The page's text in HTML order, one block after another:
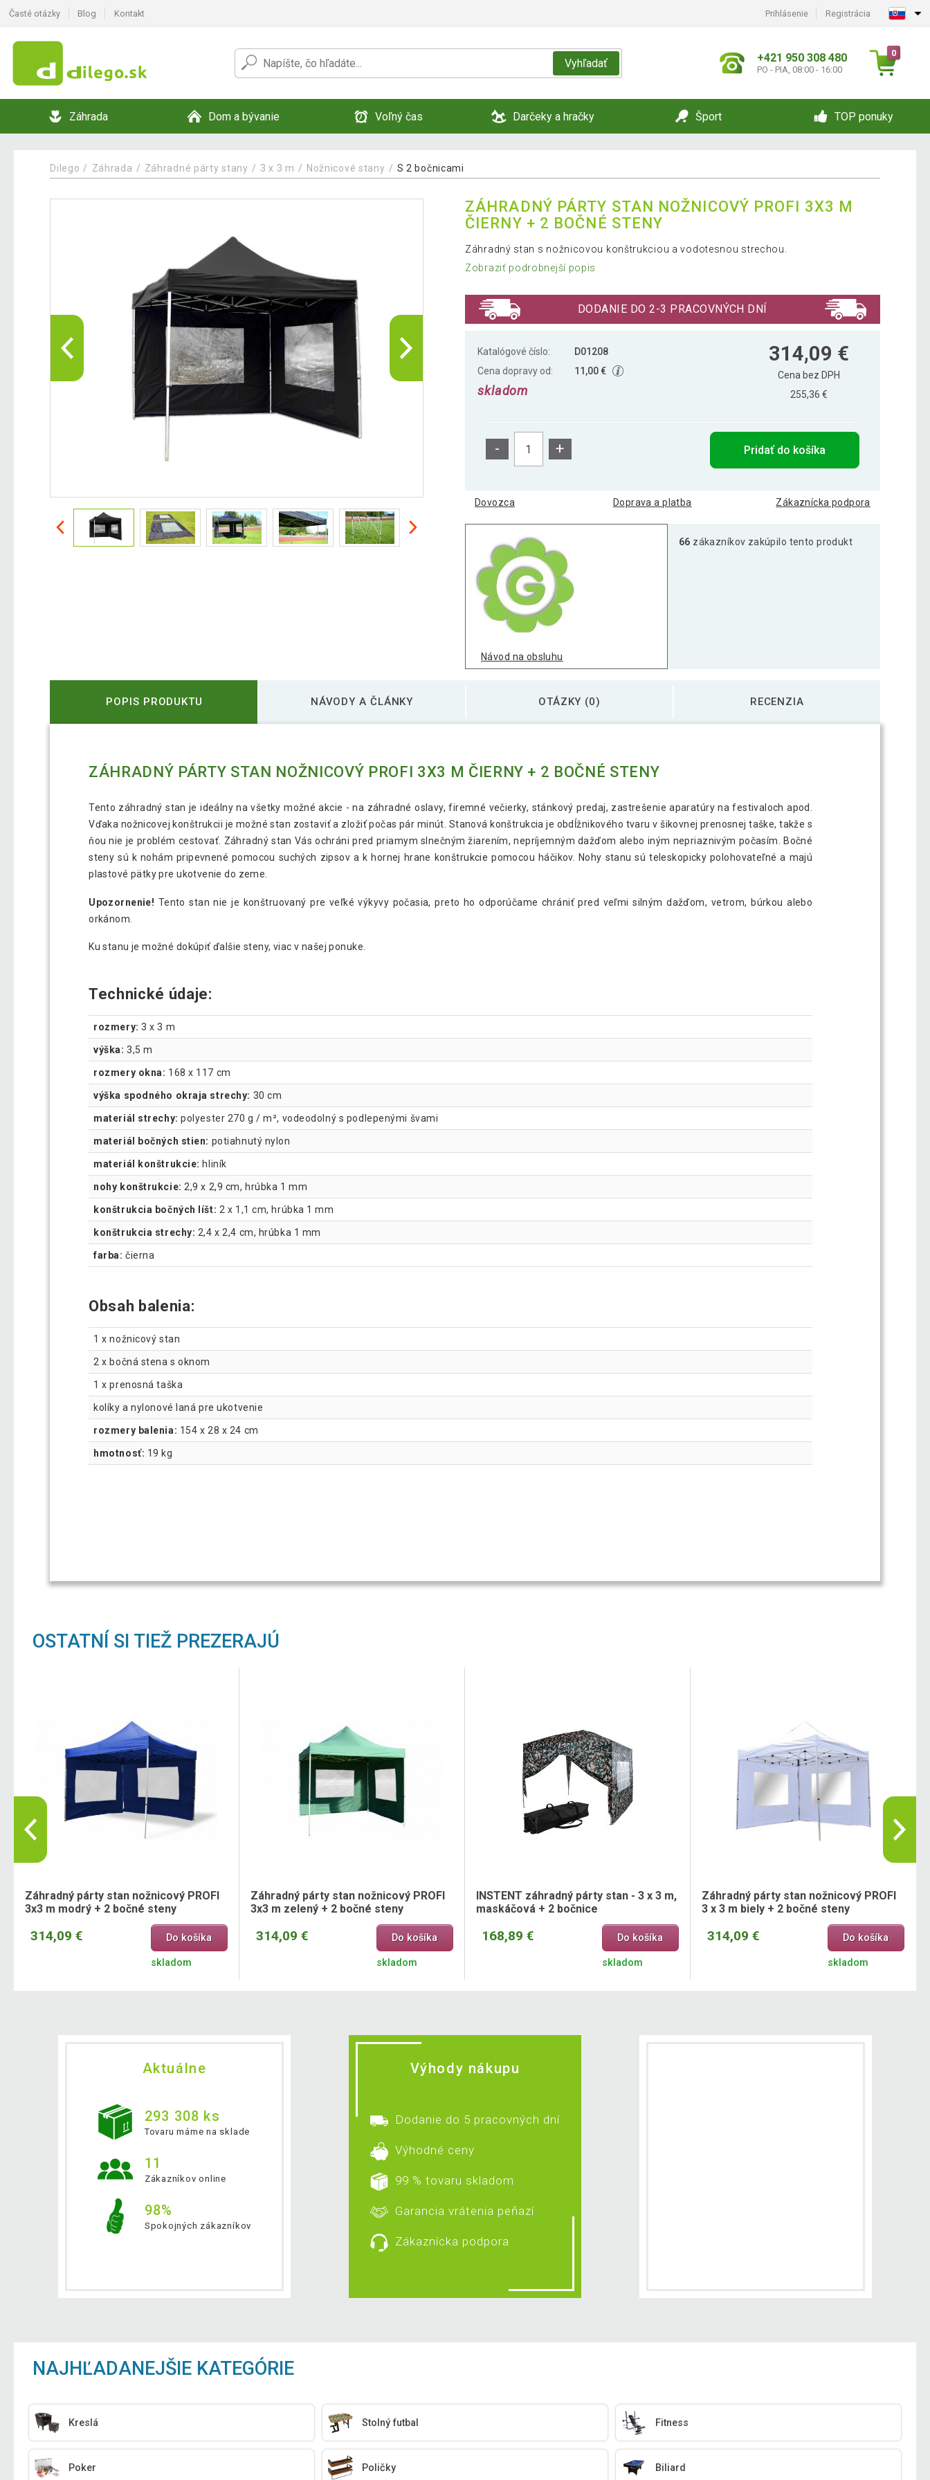
Časté otázky Blog Kontakt Prihlásenie Registrácia
Vyhľadať +421 950 308 480
PO - PIA, 08:00 - 16:00
0
Záhrada Dom a bývanie Voľný čas Darčeky a hračky Šport TOP ponuky
Dilego Záhrada Záhradné párty stany 3 x 3 m Nožnicové stany S 2 bočnicami
ZÁHRADNÝ PÁRTY STAN NOŽNICOVÝ PROFI 3X3 M
ČIERNY + 2 BOČNÉ STENY
Záhradný stan s nožnicovou konštrukciou a vodotesnou strechou.
Zobraziť podrobnejší popis
DODANIE DO 2-3 PRACOVNÝCH DNÍ
Katalógové číslo:
D01208
Cena dopravy od:
11,00 €
skladom
314,09 €
Cena bez DPH
255,36 €
- + Pridať do košíka
Dovozca Doprava a platba Zákaznícka podpora
Návod na obsluhu
66 zákazníkov zakúpilo tento produkt
POPIS PRODUKTU NÁVODY A ČLÁNKY OTÁZKY (0) RECENZIA
ZÁHRADNÝ PÁRTY STAN NOŽNICOVÝ PROFI 3X3 M ČIERNY + 2 BOČNÉ STENY
Tento záhradný stan je ideálny na všetky možné akcie - na záhradné oslavy, firemné večierky, stánkový predaj, zastrešenie aparatúry na festivaloch apod.
Vďaka nožnicovej konštrukcii je možné stan zostaviť a zložiť počas pár minút. Stanová konštrukcia je obdĺžnikového tvaru v šikovnej prenosnej taške, takže s
ňou nie je problém cestovať. Záhradný stan Vás ochráni pred priamym slnečným žiarením, nepríjemným dažďom alebo iným nepriaznivým počasím. Bočné
steny sú k nohám pripevnené pomocou suchých zipsov a k hornej hrane konštrukcie pomocou háčikov. Nohy stanu sú teleskopicky polohovateľné a majú
plastové pätky pre ukotvenie do zeme.
Upozornenie! Tento stan nie je konštruovaný pre veľké výkyvy počasia, preto ho odporúčame chrániť pred veľmi silným dažďom, vetrom, búrkou alebo
orkánom.
Ku stanu je možné dokúpiť ďalšie steny, viac v našej ponuke.
Technické údaje:
rozmery: 3 x 3 m
výška: 3,5 m
rozmery okna: 168 x 117 cm
výška spodného okraja strechy: 30 cm
materiál strechy: polyester 270 g / m², vodeodolný s podlepenými švami
materiál bočných stien: potiahnutý nylon
materiál konštrukcie: hliník
nohy konštrukcie: 2,9 x 2,9 cm, hrúbka 1 mm
konštrukcia bočných líšt: 2 x 1,1 cm, hrúbka 1 mm
konštrukcia strechy: 2,4 x 2,4 cm, hrúbka 1 mm
farba: čierna
Obsah balenia:
1 x nožnicový stan
2 x bočná stena s oknom
1 x prenosná taška
kolíky a nylonové laná pre ukotvenie
rozmery balenia: 154 x 28 x 24 cm
hmotnosť: 19 kg
OSTATNÍ SI TIEŽ PREZERAJÚ
Záhradný párty stan nožnicový PROFI
3x3 m modrý + 2 bočné steny
314,09 € Do košíka
skladom
Záhradný párty stan nožnicový PROFI
3x3 m zelený + 2 bočné steny
314,09 € Do košíka
skladom
INSTENT záhradný párty stan - 3 x 3 m,
maskáčová + 2 bočnice
168,89 € Do košíka
skladom
Záhradný párty stan nožnicový PROFI
3 x 3 m biely + 2 bočné steny
314,09 € Do košíka
skladom
Aktuálne
293 308 ks
Tovaru máme na sklade
11
Zákazníkov online
98%
Spokojných zákazníkov
Výhody nákupu
Dodanie do 5 pracovných dní
Výhodné ceny
99 % tovaru skladom
Garancia vrátenia peňazí
Zákaznícka podpora
NAJHĽADANEJŠIE KATEGÓRIE
Kreslá Stolný futbal Fitness
Poker Poličky Biliard